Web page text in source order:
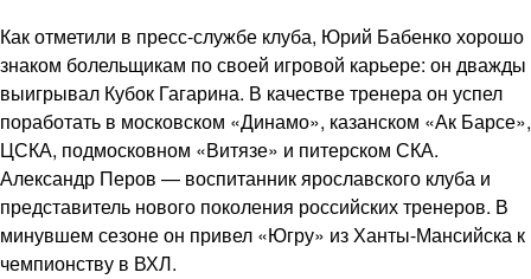
Как отметили в пресс-службе клуба, Юрий Бабенко хорошо
знаком болельщикам по своей игровой карьере: он дважды
выигрывал Кубок Гагарина. В качестве тренера он успел
поработать в московском «Динамо», казанском «Ак Барсе»,
ЦСКА, подмосковном «Витязе» и питерском СКА.
Александр Перов — воспитанник ярославского клуба и
представитель нового поколения российских тренеров. В
минувшем сезоне он привел «Югру» из Ханты-Мансийска к
чемпионству в ВХЛ.